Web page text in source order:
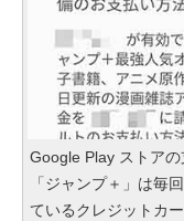
Google Play ストア
「ジャンプ＋」は毎
ているクレジットカ